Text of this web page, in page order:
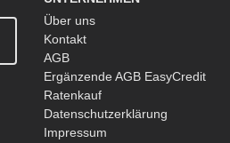
Über uns
Kontakt
AGB
Ergänzende AGB EasyCredit
Ratenkauf
Datenschutzerklärung
Impressum